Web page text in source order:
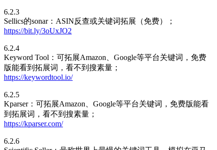
6.2.3
Sellics的sonar：ASIN反查或关键词拓展（免费）；
https://bit.ly/3oUxJO2
6.2.4
Keyword Tool：可拓展Amazon、Google等平台关键词，免费
版能看到拓展词，看不到搜素量；
https://keywordtool.io/
6.2.5
Kparser：可拓展Amazon、Google等平台关键词，免费版能看
到拓展词，看不到搜素量；
https://kparser.com/
6.2.6